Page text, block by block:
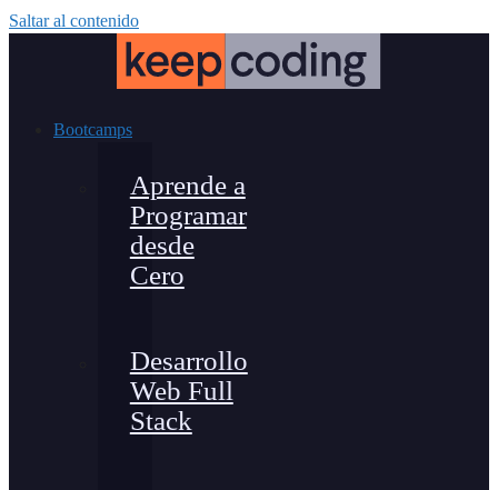
Saltar al contenido
Bootcamps
Aprende a
Programar
desde
Cero
Desarrollo
Web Full
Stack